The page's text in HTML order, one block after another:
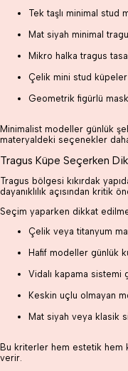
Tek taşlı minimal stud
Mat siyah minimal
Mikro halka tragus
Çelik mini stud küpeler
Geometrik figürlü
Minimalist modeller günlük
materyaldeki seçenekler
Tragus Küpe Seçerken
Tragus bölgesi kıkırdak
dayanıklılık açısından kritik
Seçim yaparken dikkat
Çelik veya titanyum
Hafif modeller günlük
Vidalı kapama sistemi
Keskin uçlu olmayan
Mat siyah veya klasik
Bu kriterler hem estetik hem
verir.